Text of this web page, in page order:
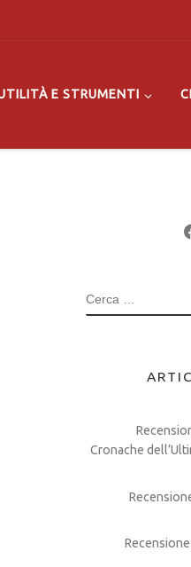
E STRUMENTI
Cronache